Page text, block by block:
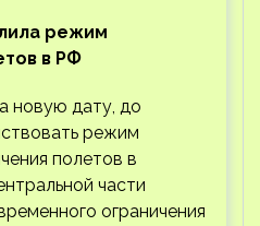
режим
в РФ
новую дату, до
режим
полетов в
части
ограничения